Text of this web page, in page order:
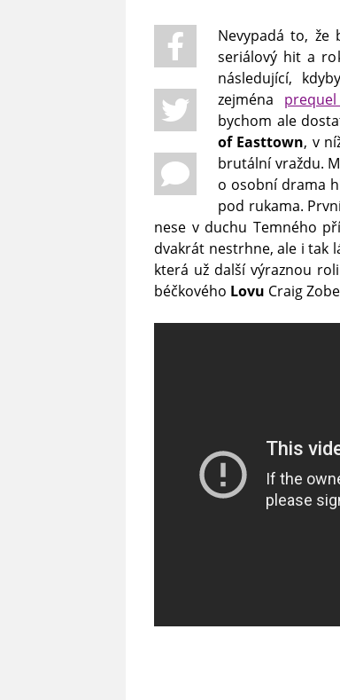
Nevypadá to, že
seriálový hit a
následující,
zejména prequel
bychom ale
of Easttown, v
brutální vraždu.
o osobní drama
pod rukama.
nese v duchu Temného
dvakrát nestrhne, ale i tak
která už další výraznou
béčkového Lovu Craig